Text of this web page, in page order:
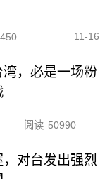
11-16
，必是一场粉
阅读 50990
对台发出强烈